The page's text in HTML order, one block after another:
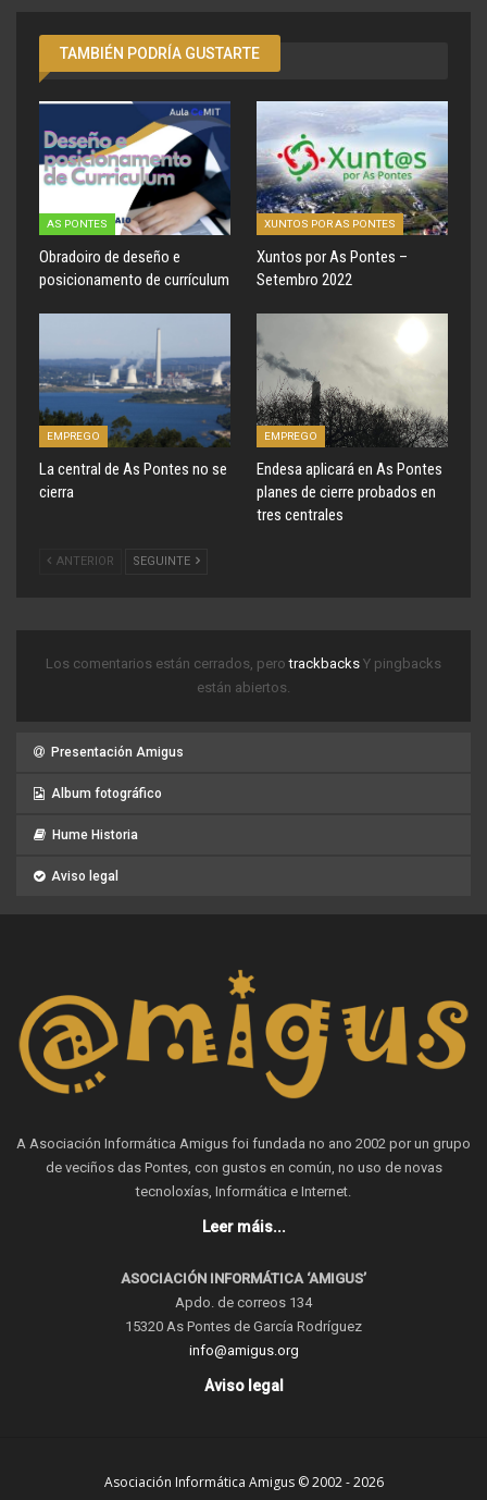
TAMBIÉN PODRÍA GUSTARTE
AS PONTES
Obradoiro de deseño e
posicionamento de currículum
XUNTOS POR AS PONTES
Xuntos por As Pontes –
Setembro 2022
EMPREGO
La central de As Pontes no se
cierra
EMPREGO
Endesa aplicará en As Pontes
planes de cierre probados en
tres centrales
ANTERIOR SEGUINTE
Los comentarios están cerrados, perotrackbacks Y pingbacks
están abiertos.
Presentación Amigus
Album fotográfico
Hume Historia
Aviso legal
A Asociación Informática Amigus foi fundada no ano 2002 por un grupo
de veciños das Pontes, con gustos en común, no uso de novas
tecnoloxías, Informática e Internet.
Leer máis...
ASOCIACIÓN INFORMÁTICA ‘AMIGUS’
Apdo. de correos 134
15320 As Pontes de García Rodríguez
info@amigus.org
Aviso legal
Asociación Informática Amigus © 2002 - 2026